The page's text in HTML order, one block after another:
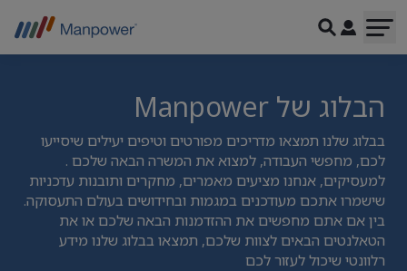
הבלוג של Manpower
בבלוג שלנו תמצאו מדריכים מפורטים וטיפים יעילים שיסייעו
לכם, מחפשי העבודה, למצוא את המשרה הבאה שלכם .
למעסיקים, אנחנו מציעים מאמרים, מחקרים ותובנות עדכניות
שישמרו אתכם מעודכנים במגמות ובחידושים בעולם התעסוקה.
בין אם אתם מחפשים את ההזדמנות הבאה שלכם או את
הטאלנטים הבאים לצוות שלכם, תמצאו בבלוג שלנו מידע
רלוונטי שיכול לעזור לכם